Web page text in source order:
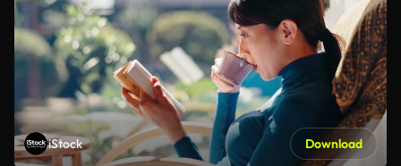
iStock Download